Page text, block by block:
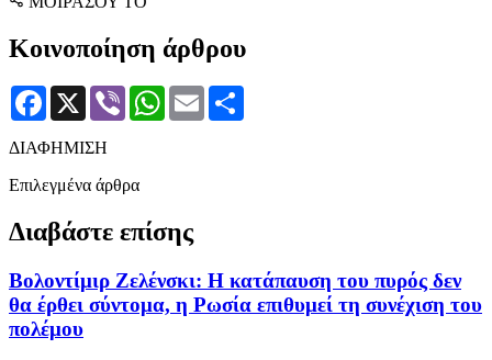
Κοινοποίηση άρθρου
Facebook
X Viber WhatsApp
Email
ΔΙΑΦΗΜΙΣΗ
Επιλεγμένα άρθρα
Διαβάστε επίσης
Βολοντίμιρ Ζελένσκι: Η κατάπαυση του πυρός δεν
θα έρθει σύντομα, η Ρωσία επιθυμεί τη συνέχιση του
πολέμου